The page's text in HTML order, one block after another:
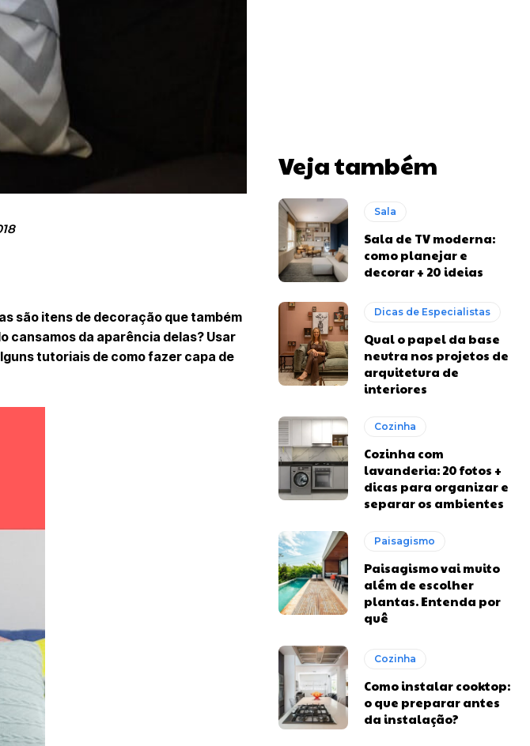
são itens de decoração que também
cansamos da aparência delas? Usar
tutoriais de como fazer capa de
Veja também
Sala
Sala de TV moderna:
como planejar e
decorar + 20 ideias
Dicas de Especialistas
Qual o papel da base
neutra nos projetos de
arquitetura de
interiores
Cozinha
Cozinha com
lavanderia: 20 fotos +
dicas para organizar e
separar os ambientes
Paisagismo
Paisagismo vai muito
além de escolher
plantas. Entenda por
quê
Cozinha
Como instalar cooktop:
o que preparar antes
da instalação?